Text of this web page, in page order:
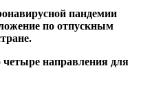
пандемии
по отпускным